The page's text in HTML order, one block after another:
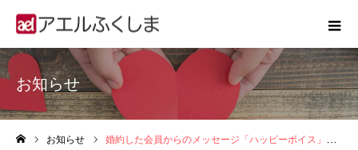
お知らせ
お知らせ 婚約した会員からのメッセージ「ハッピーボイス」を更新しました